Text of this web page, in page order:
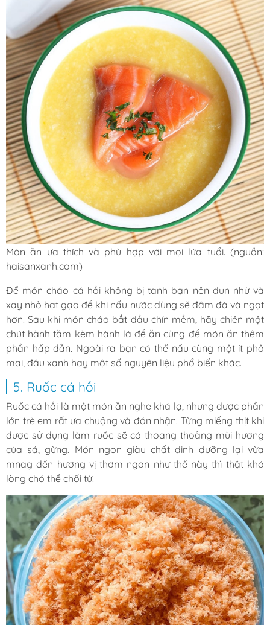
Món ăn ưa thích và phù hợp với mọi lứa tuổi. (nguồn:
haisanxanh.com)
Để món cháo cá hồi không bị tanh bạn nên đun nhừ và
xay nhỏ hạt gạo để khi nấu nước dùng sẽ đậm đà và ngọt
hơn. Sau khi món cháo bắt đầu chín mềm, hãy chiên một
chút hành tăm kèm hành lá để ăn cùng để món ăn thêm
phần hấp dẫn. Ngoài ra bạn có thể nấu cùng một ít phô
mai, đậu xanh hay một số nguyên liệu phổ biến khác.
5. Ruốc cá hồi
Ruốc cá hồi là một món ăn nghe khá lạ, nhưng được phần
lớn trẻ em rất ưa chuộng và đón nhận. Từng miếng thịt khi
được sử dụng làm ruốc sẽ có thoang thoảng mùi hương
của sả, gừng. Món ngon giàu chất dinh dưỡng lại vừa
mnag đến hương vị thơm ngon như thế này thì thật khó
lòng chó thể chối từ.